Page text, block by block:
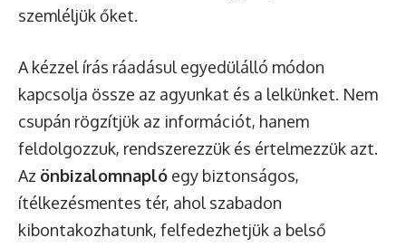
szemléljük őket.
A kézzel írás ráadásul egyedülálló módon
kapcsolja össze az agyunkat és a lelkünket. Nem
csupán rögzítjük az információt, hanem
feldolgozzuk, rendszerezzük és értelmezzük azt.
Az önbizalomnapló egy biztonságos,
ítélkezésmentes tér, ahol szabadon
kibontakozhatunk, felfedezhetjük a belső